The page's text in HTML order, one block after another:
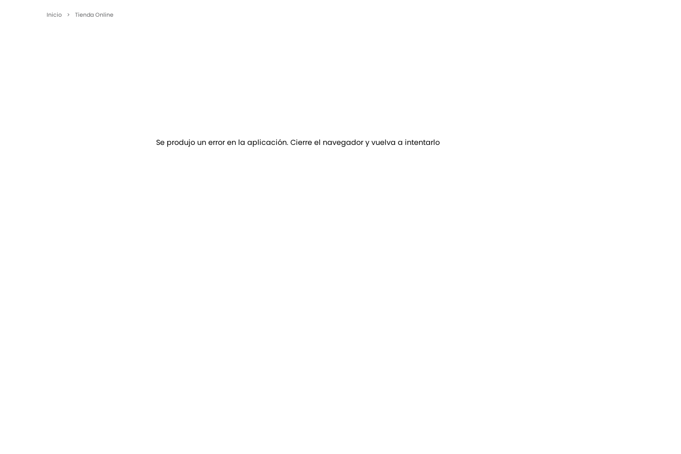
Inicio > Tienda Online
Se produjo un error en la aplicación. Cierre el navegador y vuelva a intentarlo